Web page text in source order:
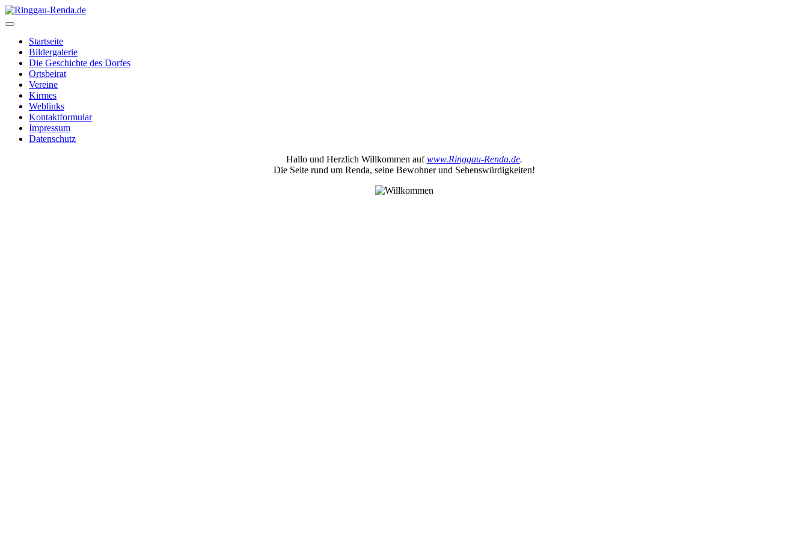
Startseite
Bildergalerie
Die Geschichte des Dorfes
Ortsbeirat
Vereine
Kirmes
Weblinks
Kontaktformular
Impressum
Datenschutz
Hallo und Herzlich Willkommen aufwww.Ringgau-Renda.de.
Die Seite rund um Renda, seine Bewohner und Sehenswürdigkeiten!